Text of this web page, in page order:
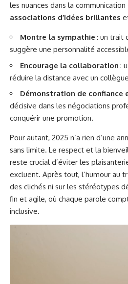
les nuances dans la
associations d’idées brillantes
Montre la sympathie : un trait
suggère une personnalité
Encourage la collaboration :
réduire la distance avec un
Démonstration de confiance
décisive dans les négociations
conquérir une promotion.
Pour autant, 2025 n’a rien d’une
sans limite. Le respect et la
reste crucial d’éviter les
excluent. Après tout, l’humour au
des clichés ni sur les stéréotypes
fin et agile, où chaque parole
inclusive.